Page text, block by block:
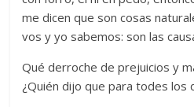
me dicen que son cosas
vos y yo sabemos: son las
Qué derroche de prejuicios y
¿Quién dijo que para todes los